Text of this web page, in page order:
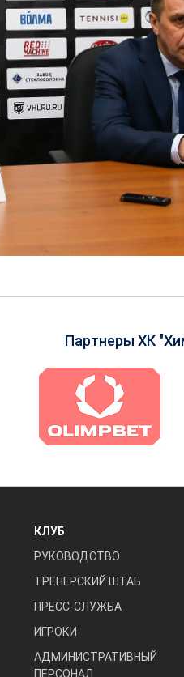
Партнеры ХК
КЛУБ
РУКОВОДСТВО
ТРЕНЕРСКИЙ ШТАБ
ПРЕСС-СЛУЖБА
ИГРОКИ
АДМИНИСТРАТИВНЫЙ
ПЕРСОНАЛ